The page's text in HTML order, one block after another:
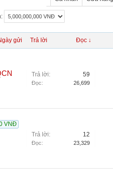
gửi Trả lời Đọc ↓
Trả lời: 59
Đọc: 26,699
VNĐ
Trả lời: 12
Đọc: 23,329